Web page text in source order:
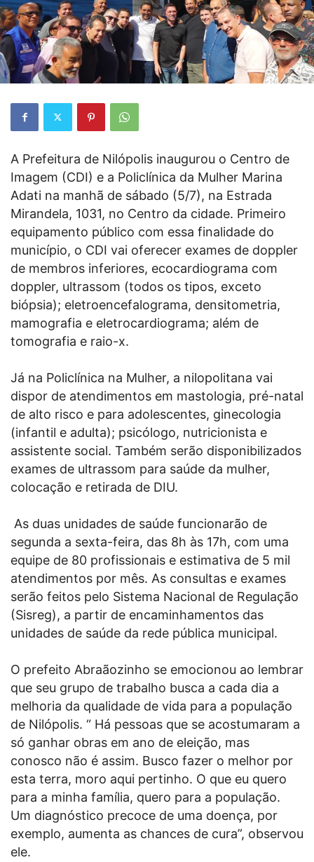
A Prefeitura de Nilópolis inaugurou o Centro de
Imagem (CDI) e a Policlínica da Mulher Marina
Adati na manhã de sábado (5/7), na Estrada
Mirandela, 1031, no Centro da cidade. Primeiro
equipamento público com essa finalidade do
município, o CDI vai oferecer exames de doppler
de membros inferiores, ecocardiograma com
doppler, ultrassom (todos os tipos, exceto
biópsia); eletroencefalograma, densitometria,
mamografia e eletrocardiograma; além de
tomografia e raio-x.
Já na Policlínica na Mulher, a nilopolitana vai
dispor de atendimentos em mastologia, pré-natal
de alto risco e para adolescentes, ginecologia
(infantil e adulta); psicólogo, nutricionista e
assistente social. Também serão disponibilizados
exames de ultrassom para saúde da mulher,
colocação e retirada de DIU.
As duas unidades de saúde funcionarão de
segunda a sexta-feira, das 8h às 17h, com uma
equipe de 80 profissionais e estimativa de 5 mil
atendimentos por mês. As consultas e exames
serão feitos pelo Sistema Nacional de Regulação
(Sisreg), a partir de encaminhamentos das
unidades de saúde da rede pública municipal.
O prefeito Abraãozinho se emocionou ao lembrar
que seu grupo de trabalho busca a cada dia a
melhoria da qualidade de vida para a população
de Nilópolis. “ Há pessoas que se acostumaram a
só ganhar obras em ano de eleição, mas
conosco não é assim. Busco fazer o melhor por
esta terra, moro aqui pertinho. O que eu quero
para a minha família, quero para a população.
Um diagnóstico precoce de uma doença, por
exemplo, aumenta as chances de cura”, observou
ele.